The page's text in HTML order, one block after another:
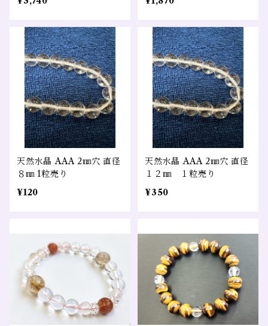
天然水晶 AAA 2㎜穴 直径
８㎜ 1粒売り
¥120
天然水晶 AAA 2㎜穴 直径
１２㎜ １粒売り
¥350